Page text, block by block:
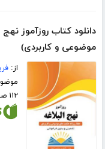
دانلود کتاب روزآموز
موضوعی و کاربردی)
از:
۱۱۲ صفحه